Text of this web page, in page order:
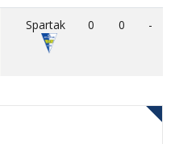
Spartak 0 0 -